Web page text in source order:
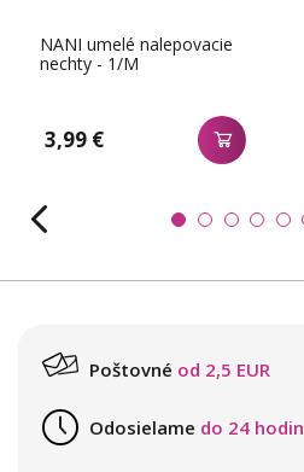
NANI umelé nalepovacie
nechty - 1/M
3,99 €
Poštovné od 2,5 EUR
Odosielame do 24 hodin